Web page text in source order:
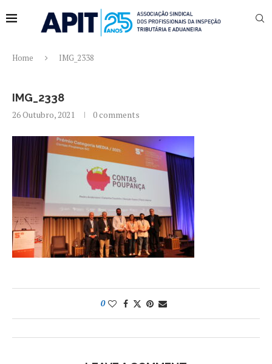
Home IMG_2338
IMG_2338
26 Outubro, 2021 0 comments
0